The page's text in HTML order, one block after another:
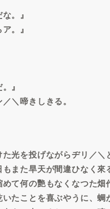
。』
。』
』
＼啼きしきる。
光を投げながらヂリ／＼
また旱天が間違ひなく來
て何の艷もなくなつた畑
たことを喜ぶやうに、蜩